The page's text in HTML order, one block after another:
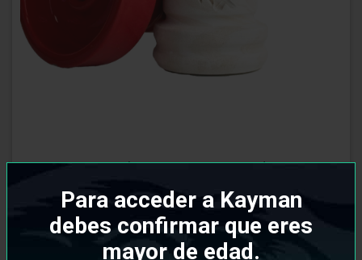
Para acceder a Kayman
debes confirmar que eres
mayor de edad.
Cazoleta Kayman Razor Red
6,95€